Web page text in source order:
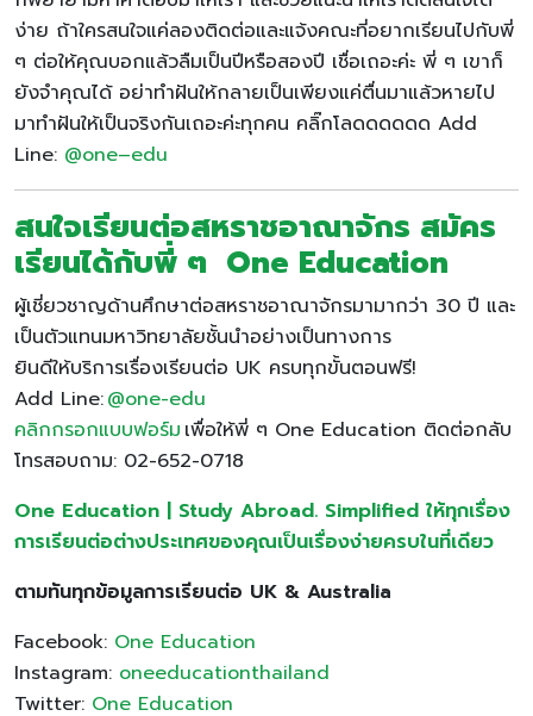
ง่าย ถ้าใครสนใจแค่ลองติดต่อและแจ้งคณะที่อยากเรียนไปกับพี่
ๆ ต่อให้คุณบอกแล้วลืมเป็นปีหรือสองปี เชื่อเถอะค่ะ พี่ ๆ เขาก็
ยังจำคุณได้ อย่าทำฝันให้กลายเป็นเพียงแค่ตื่นมาแล้วหายไป
มาทำฝันให้เป็นจริงกันเถอะค่ะทุกคน คลิ๊กโลดดดดดด Add
Line: @one–edu
สนใจเรียนต่อสหราชอาณาจักร สมัคร
เรียนได้กับพี่ ๆ One Education
ผู้เชี่ยวชาญด้านศึกษาต่อสหราชอาณาจักรมามากว่า 30 ปี และ
เป็นตัวแทนมหาวิทยาลัยชั้นนำอย่างเป็นทางการ
ยินดีให้บริการเรื่องเรียนต่อ UK ครบทุกขั้นตอนฟรี!
Add Line:@one-edu
คลิกกรอกแบบฟอร์ม เพื่อให้พี่ ๆ One Education ติดต่อกลับ
โทรสอบถาม: 02-652-0718
One Education | Study Abroad. Simplified ให้ทุกเรื่อง
การเรียนต่อต่างประเทศของคุณเป็นเรื่องง่ายครบในที่เดียว
ตามทันทุกข้อมูลการเรียนต่อ UK & Australia
Facebook: One Education
Instagram: oneeducationthailand
Twitter: One Education